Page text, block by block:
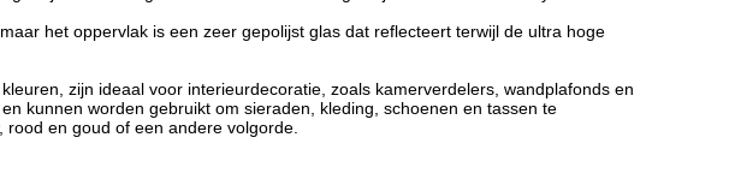
het oppervlak is een zeer gepolijst glas dat reflecteert terwijl de ultra hoge
zijn ideaal voor interieurdecoratie, zoals kamerverdelers, wandplafonds en
kunnen worden gebruikt om sieraden, kleding, schoenen en tassen te
en goud of een andere volgorde.